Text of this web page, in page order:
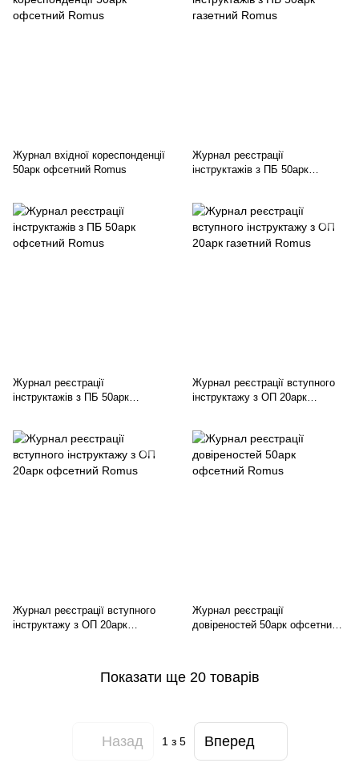
Журнал вхідної кореспонденції
50арк офсетний Romus
Журнал реєстрації
інструктажів з ПБ 50арк
Журнал реєстрації
інструктажів з ПБ 50арк
Журнал реєстрації вступного
інструктажу з ОП 20арк
Журнал реєстрації вступного
інструктажу з ОП 20арк
Журнал реєстрації
довіреностей 50арк офсетний
Показати ще 20 товарів
Назад 1 з 5 Вперед